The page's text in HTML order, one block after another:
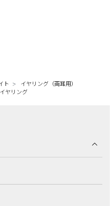
ト
イヤリング（両耳用）
ヤリング